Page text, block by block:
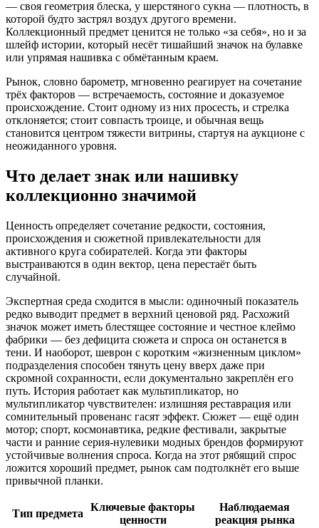
— своя геометрия блеска, у шерстяного сукна — плотность, в
которой будто застрял воздух другого времени.
Коллекционный предмет ценится не только «за себя», но и за
шлейф истории, который несёт тишайший значок на булавке
или упрямая нашивка с обмётанным краем.
Рынок, словно барометр, мгновенно реагирует на сочетание
трёх факторов — встречаемость, состояние и доказуемое
происхождение. Стоит одному из них просесть, и стрелка
отклоняется; стоит совпасть троице, и обычная вещь
становится центром тяжести витрины, стартуя на аукционе с
неожиданного уровня.
Что делает знак или нашивку
коллекционно значимой
Ценность определяет сочетание редкости, состояния,
происхождения и сюжетной привлекательности для
активного круга собирателей. Когда эти факторы
выстраиваются в один вектор, цена перестаёт быть
случайной.
Экспертная среда сходится в мысли: одиночный показатель
редко выводит предмет в верхний ценовой ряд. Расхожий
значок может иметь блестящее состояние и честное клеймо
фабрики — без дефицита сюжета и спроса он останется в
тени. И наоборот, шеврон с коротким «жизненным циклом»
подразделения способен тянуть цену вверх даже при
скромной сохранности, если документально закреплён его
путь. История работает как мультипликатор, но
мультипликатор чувствителен: излишняя реставрация или
сомнительный провенанс гасят эффект. Сюжет — ещё один
мотор; спорт, космонавтика, редкие фестивали, закрытые
части и ранние серия-нулевики модных брендов формируют
устойчивые волнения спроса. Когда на этот рябящий спрос
ложится хороший предмет, рынок сам подтолкнёт его выше
привычной планки.
Тип предмета
Ключевые факторы
ценности
Наблюдаемая
реакция рынка